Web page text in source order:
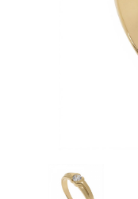
BIJUTERII COPII